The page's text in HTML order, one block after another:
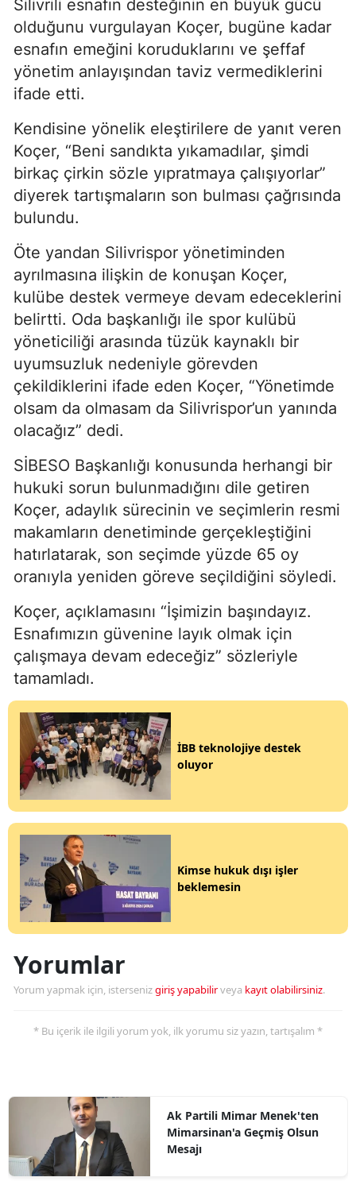
Silivrili esnafın desteğinin en büyük gücü
olduğunu vurgulayan Koçer, bugüne kadar
esnafın emeğini koruduklarını ve şeffaf
yönetim anlayışından taviz vermediklerini
ifade etti.
Kendisine yönelik eleştirilere de yanıt veren
Koçer, “Beni sandıkta yıkamadılar, şimdi
birkaç çirkin sözle yıpratmaya çalışıyorlar”
diyerek tartışmaların son bulması çağrısında
bulundu.
Öte yandan Silivrispor yönetiminden
ayrılmasına ilişkin de konuşan Koçer,
kulübe destek vermeye devam edeceklerini
belirtti. Oda başkanlığı ile spor kulübü
yöneticiliği arasında tüzük kaynaklı bir
uyumsuzluk nedeniyle görevden
çekildiklerini ifade eden Koçer, “Yönetimde
olsam da olmasam da Silivrispor’un yanında
olacağız” dedi.
SİBESO Başkanlığı konusunda herhangi bir
hukuki sorun bulunmadığını dile getiren
Koçer, adaylık sürecinin ve seçimlerin resmi
makamların denetiminde gerçekleştiğini
hatırlatarak, son seçimde yüzde 65 oy
oranıyla yeniden göreve seçildiğini söyledi.
Koçer, açıklamasını “İşimizin başındayız.
Esnafımızın güvenine layık olmak için
çalışmaya devam edeceğiz” sözleriyle
tamamladı.
İBB teknolojiye destek
oluyor
Kimse hukuk dışı işler
beklemesin
Yorumlar
Yorum yapmak için, istersenizgiriş yapabilirveya kayıt olabilirsiniz.
* Bu içerik ile ilgili yorum yok, ilk yorumu siz yazın, tartışalım *
Ak Partili Mimar Menek'ten
Mimarsinan'a Geçmiş Olsun
Mesajı